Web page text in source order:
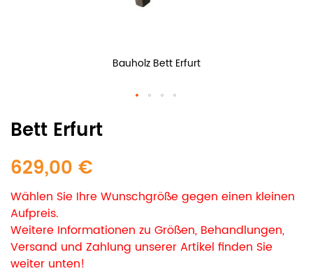
Bett Erfurt
629,00 €
Wählen Sie Ihre Wunschgröße gegen einen kleinen
Aufpreis.
Weitere Informationen zu Größen, Behandlungen,
Versand und Zahlung unserer Artikel finden Sie
weiter unten!
Bauholz Bett Erfurt